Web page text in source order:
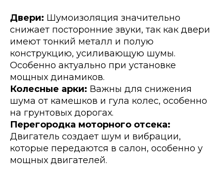
Двери: Шумоизоляция значительно
снижает посторонние звуки, так как двери
имеют тонкий металл и полую
конструкцию, усиливающую шумы.
Особенно актуально при установке
мощных динамиков.
Колесные арки: Важны для снижения
шума от камешков и гула колес, особенно
на грунтовых дорогах.
Перегородка моторного отсека:
Двигатель создает шум и вибрации,
которые передаются в салон, особенно у
мощных двигателей.